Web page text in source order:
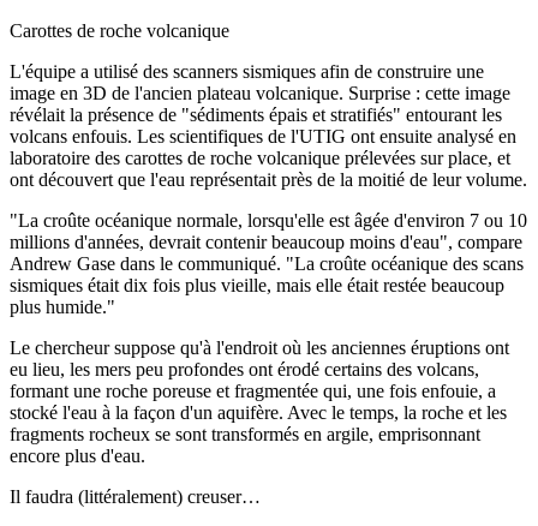
Carottes de roche volcanique
L'équipe a utilisé des scanners sismiques afin de construire une
image en 3D de l'ancien plateau volcanique. Surprise : cette image
révélait la présence de "sédiments épais et stratifiés" entourant les
volcans enfouis. Les scientifiques de l'UTIG ont ensuite analysé en
laboratoire des carottes de roche volcanique prélevées sur place, et
ont découvert que l'eau représentait près de la moitié de leur volume.
"La croûte océanique normale, lorsqu'elle est âgée d'environ 7 ou 10
millions d'années, devrait contenir beaucoup moins d'eau", compare
Andrew Gase dans le communiqué. "La croûte océanique des scans
sismiques était dix fois plus vieille, mais elle était restée beaucoup
plus humide."
Le chercheur suppose qu'à l'endroit où les anciennes éruptions ont
eu lieu, les mers peu profondes ont érodé certains des volcans,
formant une roche poreuse et fragmentée qui, une fois enfouie, a
stocké l'eau à la façon d'un aquifère. Avec le temps, la roche et les
fragments rocheux se sont transformés en argile, emprisonnant
encore plus d'eau.
Il faudra (littéralement) creuser…